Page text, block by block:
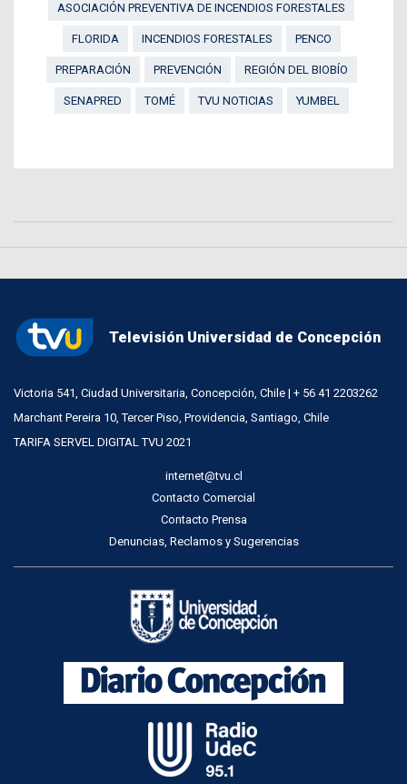
ASOCIACIÓN PREVENTIVA DE INCENDIOS FORESTALES
FLORIDA INCENDIOS FORESTALES PENCO
PREPARACIÓN PREVENCIÓN REGIÓN DEL BIOBÍO
SENAPRED TOMÉ TVU NOTICIAS YUMBEL
Televisión Universidad de Concepción
Victoria 541, Ciudad Universitaria, Concepción, Chile | + 56 41 2203262
Marchant Pereira 10, Tercer Piso, Providencia, Santiago, Chile
TARIFA SERVEL DIGITAL TVU 2021
internet@tvu.cl
Contacto Comercial
Contacto Prensa
Denuncias, Reclamos y Sugerencias